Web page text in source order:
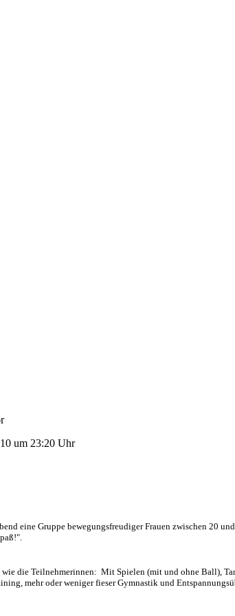
um 23:20 Uhr
eine Gruppe bewegungsfreudiger Frauen zwischen 20
wie die Teilnehmerinnen: Mit Spielen (mit und ohne Ball),
mehr oder weniger fieser Gymnastik und